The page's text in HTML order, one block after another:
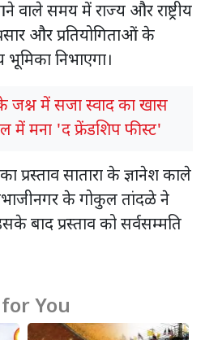
समय में राज्य और राष्ट्रीय
और प्रतियोगिताओं के
निभाएगा।
जश्न में सजा स्वाद का खास
में मना 'द फ्रेंडशिप फीस्ट'
प्रस्ताव सातारा के ज्ञानेश काले
के गोकुल तांदळे ने
बाद प्रस्ताव को सर्वसम्मति
You